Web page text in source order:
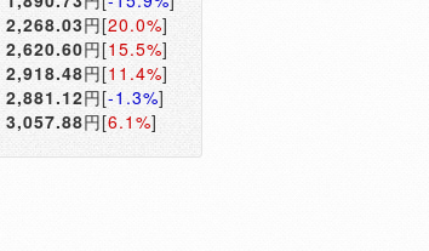
2,268.03円[20.0%]
2,620.60円[15.5%]
2,918.48円[11.4%]
2,881.12円[-1.3%]
3,057.88円[6.1%]